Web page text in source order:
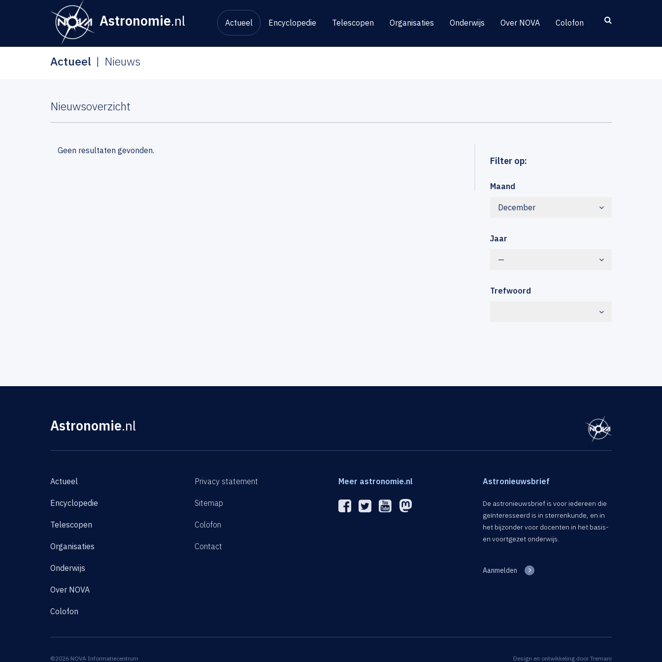
Astronomie.nl Actueel Encyclopedie Telescopen Organisaties Onderwijs Over NOVA Colofon
Actueel Nieuws
Nieuwsoverzicht
Filter op:
Maand
December
Jaar
—
Trefwoord
Geen resultaten gevonden.
Astronomie.nl
Actueel
Encyclopedie
Telescopen
Organisaties
Onderwijs
Over NOVA
Colofon
Privacy statement
Sitemap
Colofon
Contact
Meer astronomie.nl Astronieuwsbrief
De astronieuwsbrief is voor iedereen die
geïnteresseerd is in sterrenkunde, en in
het bijzonder voor docenten in het basis-
en voortgezet onderwijs.
Aanmelden
©2026 NOVA Informatiecentrum Design en ontwikkeling door Tremani